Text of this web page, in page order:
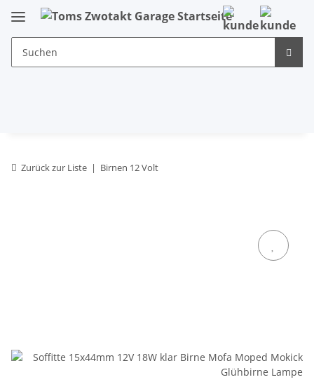
Zurück zur Liste Birnen 12 Volt